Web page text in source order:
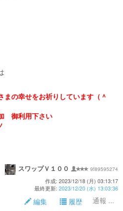
まの幸せをお祈りしています（＾
御利用下さい
スワップＶ１００
9f89595274
作成: 2023/12/18 (月) 03:13:17
最終更新: 2023/12/20 (水) 13:03:36
編集 履歴 通報 ...